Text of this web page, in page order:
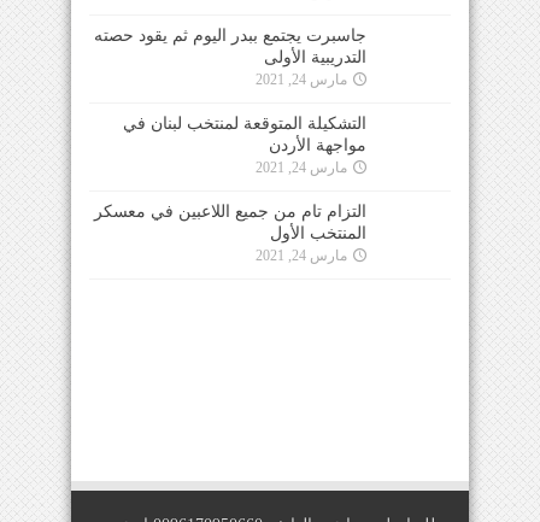
جاسبرت يجتمع ببدر اليوم ثم يقود حصته
التدريبية الأولى
مارس 24, 2021
التشكيلة المتوقعة لمنتخب لبنان في
مواجهة الأردن
مارس 24, 2021
التزام تام من جميع اللاعبين في معسكر
المنتخب الأول
مارس 24, 2021